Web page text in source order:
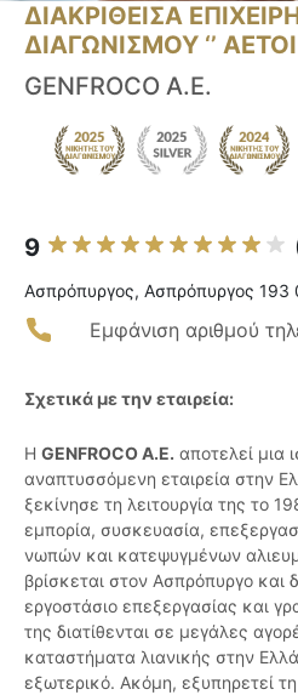
ΔΙΑΚΡΙΘΕΙΣΑ
ΔΙΑΓΩΝΙΣΜΟΥ ‘’ ΑΕΤΟΙ
GENFROCO A.E.
9
Ασπρόπυργος, Ασπρόπυργος 193
Εμφάνιση αριθμού
Σχετικά με την εταιρεία:
Η GENFROCO A.E. αποτελεί μια
αναπτυσσόμενη εταιρεία στην
ξεκίνησε τη λειτουργία της το
εμπορία, συσκευασία,
νωπών και κατεψυγμένων
βρίσκεται στον Ασπρόπυργο και
εργοστάσιο επεξεργασίας και
της διατίθενται σε μεγάλες
καταστήματα λιανικής στην
εξωτερικό. Ακόμη, εξυπηρετεί